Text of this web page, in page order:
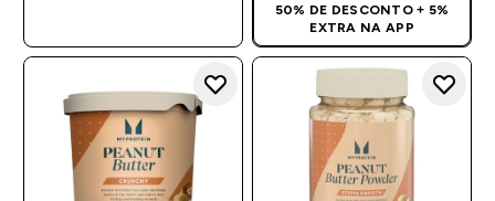
50% DE DESCONTO + 5%
EXTRA NA APP